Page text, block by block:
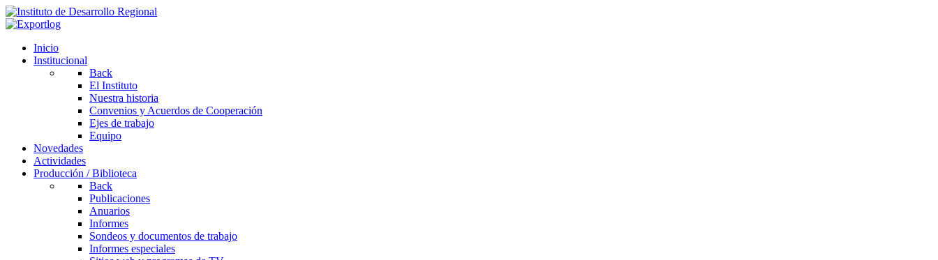
Inicio
Institucional
Back
El Instituto
Nuestra historia
Convenios y Acuerdos de Cooperación
Ejes de trabajo
Equipo
Novedades
Actividades
Producción / Biblioteca
Back
Publicaciones
Anuarios
Informes
Sondeos y documentos de trabajo
Informes especiales